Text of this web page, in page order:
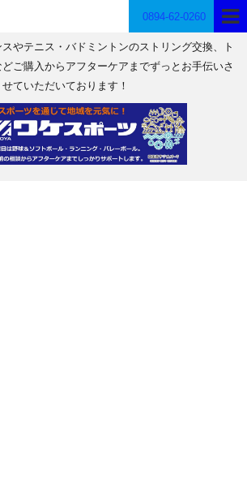
0894-62-0260
やテニス・バドミントンのストリング交換、ト
ご購入からアフターケアまでずっとお手伝いさ
せていただいております！